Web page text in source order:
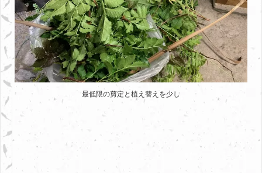
最低限の剪定と植え替えを少し